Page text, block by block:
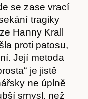
se zase vrací
tragiky
Hanny Krall
proti patosu,
Její metoda
je jistě
ne úplně
smysl, než